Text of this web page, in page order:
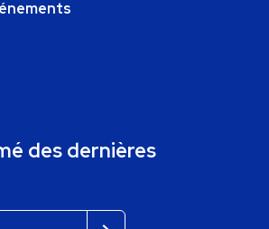
des dernières